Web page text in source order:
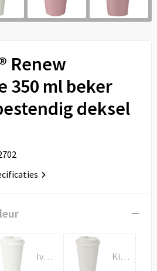
Renew
350 ml beker
deksel
Ivoorwit Kiezelgrijs